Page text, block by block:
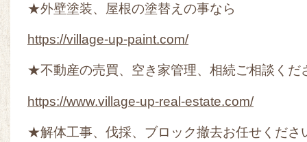
★外壁塗装、屋根の塗替えの事なら
https://village-up-paint.com/
★不動産の売買、空き家管理、相続ご相談くだ
https://www.village-up-real-estate.com/
★解体工事、伐採、ブロック撤去お任せくださ